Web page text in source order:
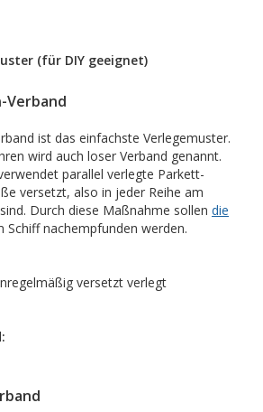
(für DIY geeignet)
Verband
ist das einfachste Verlegemuster.
wird auch loser Verband genannt.
parallel verlegte Parkett-
versetzt, also in jeder Reihe am
Durch diese Maßnahme sollen die
Schiff nachempfunden werden.
versetzt verlegt